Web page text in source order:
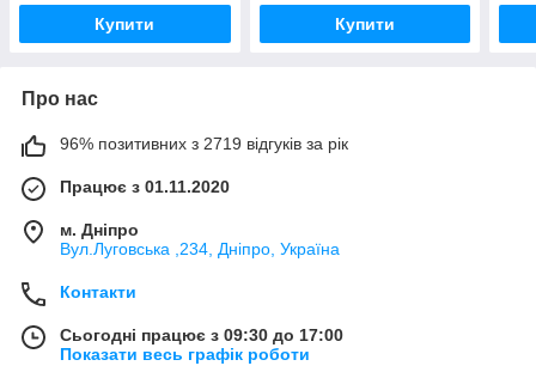
Купити Купити
Про нас
96% позитивних з 2719 відгуків за рік
Працює з 01.11.2020
м. Дніпро
Вул.Луговська ,234, Дніпро, Україна
Контакти
Сьогодні працює з 09:30 до 17:00
Показати весь графік роботи